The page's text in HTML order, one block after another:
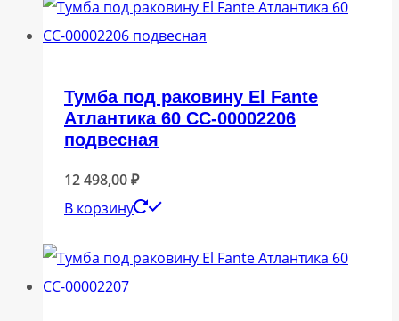
Тумба под раковину El Fante
Атлантика 60 СС-00002206
подвесная
12 498,00₽
В корзину